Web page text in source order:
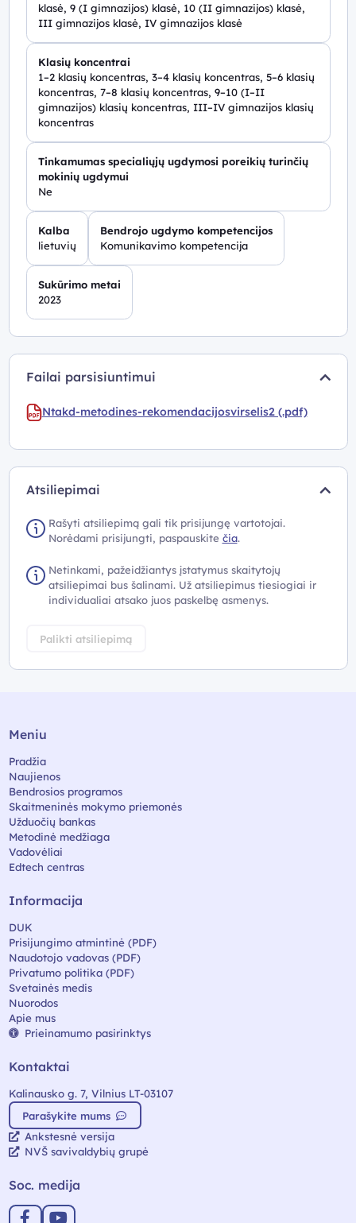
klasė, 9 (I gimnazijos) klasė, 10 (II gimnazijos) klasė,
III gimnazijos klasė, IV gimnazijos klasė
Klasių koncentrai
1–2 klasių koncentras, 3–4 klasių koncentras, 5–6 klasių
koncentras, 7–8 klasių koncentras, 9–10 (I–II
gimnazijos) klasių koncentras, III–IV gimnazijos klasių
koncentras
Tinkamumas specialiųjų ugdymosi poreikių turinčių
mokinių ugdymui
Ne
Kalba
lietuvių
Bendrojo ugdymo kompetencijos
Komunikavimo kompetencija
Sukūrimo metai
2023
Failai parsisiuntimui
Ntakd-metodines-rekomendacijosvirselis2 (.pdf)
Atsiliepimai
Rašyti atsiliepimą gali tik prisijungę vartotojai.
Norėdami prisijungti, paspauskite čia.
Netinkami, pažeidžiantys įstatymus skaitytojų
atsiliepimai bus šalinami. Už atsiliepimus tiesiogiai ir
individualiai atsako juos paskelbę asmenys.
Palikti atsiliepimą
Meniu
Pradžia
Naujienos
Bendrosios programos
Skaitmeninės mokymo priemonės
Užduočių bankas
Metodinė medžiaga
Vadovėliai
Edtech centras
Informacija
DUK
Prisijungimo atmintinė (PDF)
Naudotojo vadovas (PDF)
Privatumo politika (PDF)
Svetainės medis
Nuorodos
Apie mus
Prieinamumo pasirinktys
Kontaktai
Kalinausko g. 7, Vilnius LT-03107
Parašykite mums
Ankstesnė versija
NVŠ savivaldybių grupė
Soc. medija